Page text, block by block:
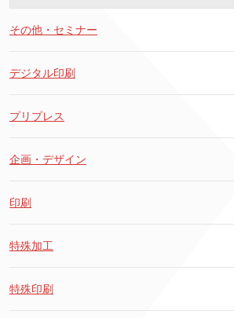
その他・セミナー
デジタル印刷
プリプレス
企画・デザイン
印刷
特殊加工
特殊印刷